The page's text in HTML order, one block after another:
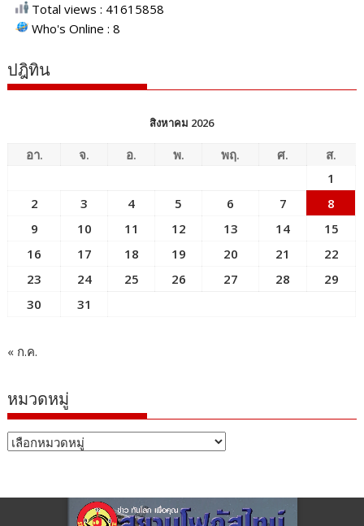
Total views : 41615858
Who's Online : 8
ปฎิทิน
สิงหาคม 2026
อา. จ. อ. พ. พฤ. ศ.
ส.
1
2
3 4 5 6 7
8
9
10 11 12 13 14
15
16
17 18 19 20 21
22
23
24 25 26 27 28
29
30
31
« ก.ค.
หมวดหมู่
หมวด